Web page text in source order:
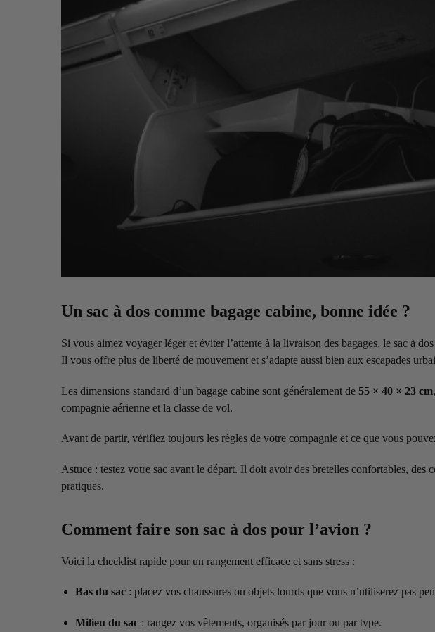
Un sac à dos comme bagage cabine, bonne idée ?
Si vous aimez voyager léger et éviter l’attente à la livraison des bagages, le sac à
Il vous offre plus de liberté de mouvement et s’adapte aussi bien aux escapades
Les dimensions standard d’un bagage cabine sont généralement de 55 × 40 × 23 cm
compagnie aérienne et la classe de vol.
Avant de partir, vérifiez toujours les règles de votre compagnie et ce que vous
Astuce : testez votre sac avant le départ. Il doit avoir des bretelles confortables, des
pratiques.
Comment faire son sac à dos pour l’avion ?
Voici la checklist rapide pour un rangement efficace et sans stress :
Bas du sac : placez vos chaussures ou objets lourds que vous n’utiliserez pas
Milieu du sac : rangez vos vêtements, organisés par jour ou par type.